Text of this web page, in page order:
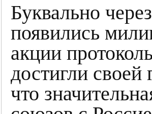
Буквально
появились
акции
достигли
что